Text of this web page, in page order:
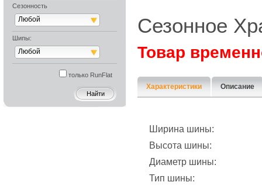
Сезонность
Любой
Шипы:
Любой
только RunFlat
Сезонное
Товар
Характеристики Описание
Ширина шины:
Высота шины:
Диаметр шины:
Тип шины: